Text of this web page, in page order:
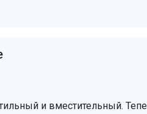
и вместительный.